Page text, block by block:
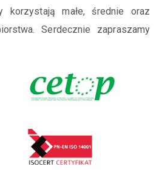
małe, średnie oraz
Serdecznie zapraszamy